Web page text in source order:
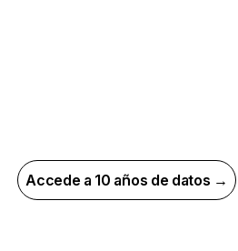
Accede a 10 años de datos →